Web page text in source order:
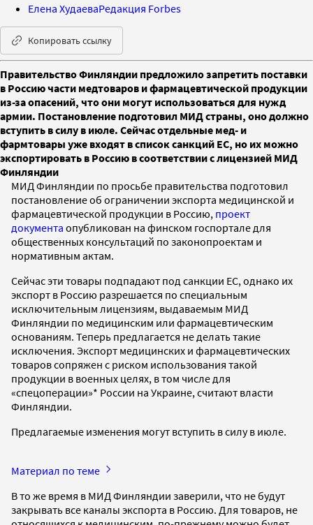
Елена ХудаеваРедакция Forbes
Копировать ссылку
Правительство Финляндии предложило запретить поставки
в Россию части медтоваров и фармацевтической продукции
из-за опасений, что они могут использоваться для нужд
армии. Постановление подготовил МИД страны, оно должно
вступить в силу в июле. Сейчас отдельные мед- и
фармтовары уже входят в список санкций ЕС, но их можно
экспортировать в Россию в соответствии с лицензией МИД
Финляндии
МИД Финляндии по просьбе правительства подготовил
постановление об ограничении экспорта медицинской и
фармацевтической продукции в Россию, проект
документа опубликован на финском госпортале для
общественных консультаций по законопроектам и
нормативным актам.
Сейчас эти товары подпадают под санкции ЕС, однако их
экспорт в Россию разрешается по специальным
исключительным лицензиям, выдаваемым МИД
Финляндии по медицинским или фармацевтическим
основаниям. Теперь предлагается не делать такие
исключения. Экспорт медицинских и фармацевтических
товаров сопряжен с риском использования такой
продукции в военных целях, в том числе для
«спецоперации»* России на Украине, считают власти
Финляндии.
Предлагаемые изменения могут вступить в силу в июле.
Материал по теме
В то же время в МИД Финляндии заверили, что не будут
закрывать все каналы экспорта в Россию. Для товаров, не